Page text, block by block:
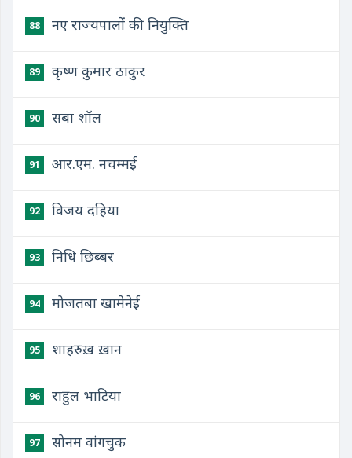
88 नए राज्यपालों की नियुक्ति
89 कृष्ण कुमार ठाकुर
90 सबा शॉल
91 आर.एम. नचम्मई
92 विजय दहिया
93 निधि छिब्बर
94 मोजतबा खामेनेई
95 शाहरुख़ ख़ान
96 राहुल भाटिया
97 सोनम वांगचुक